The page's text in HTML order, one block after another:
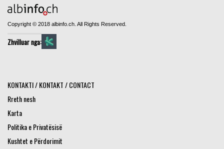
Copyright © 2018 albinfo.ch. All Rights Reserved.
Zhvilluar nga:
KONTAKTI / KONTAKT / CONTACT
Rreth nesh
Karta
Politika e Privatësisë
Kushtet e Përdorimit